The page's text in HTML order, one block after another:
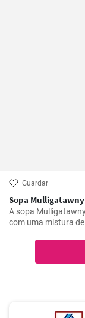
Guardar
Sopa
A sopa
com uma mistura
país de origem, a
lentilhas e maçãs